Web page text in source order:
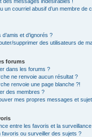
un courriel abusif d’un membre de
et d’ignorés ?
supprimer des utilisateurs de
forums
dans les forums ?
ne renvoie aucun résultat ?
renvoie une page blanche ?!
des membres ?
mes propres messages et
entre les favoris et la
favoris ou surveiller des sujets ?